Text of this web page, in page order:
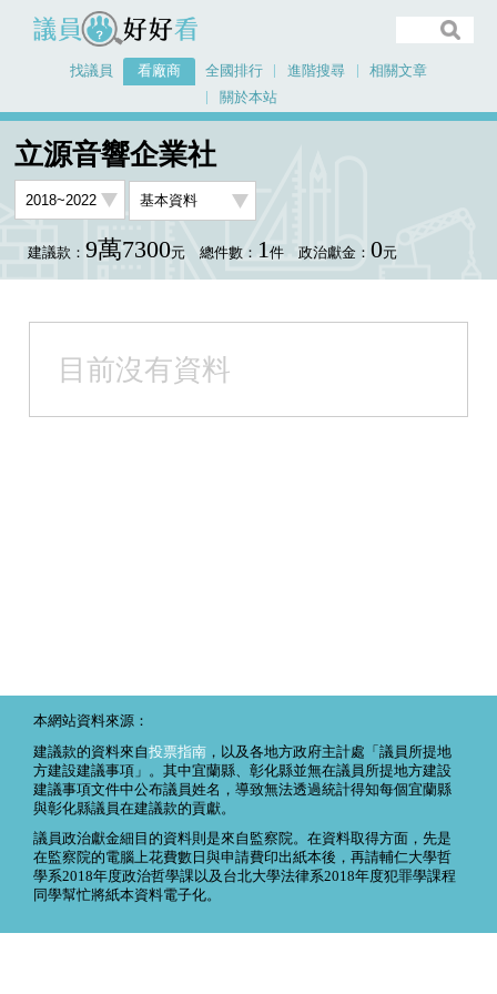
議員好好看
找議員 看廠商 全國排行 進階搜尋
相關文章
關於本站
首頁
立源音響企業社
建議款： 9萬7300元 總件數： 1件 政治獻金： 0元
目前沒有資料
本網站資料來源：
建議款的資料來自投票指南 ，以及各地方政府主計處「議員所提地
方建設建議事項」。其中宜蘭縣、彰化縣並無在議員所提地方建設
建議事項文件中公布議員姓名，導致無法透過統計得知每個宜蘭縣
與彰化縣議員在建議款的貢獻。
議員政治獻金細目的資料則是來自監察院。在資料取得方面，先是
在監察院的電腦上花費數日與申請費印出紙本後，再請輔仁大學哲
學系2018年度政治哲學課以及台北大學法律系2018年度犯罪學課程
同學幫忙將紙本資料電子化。